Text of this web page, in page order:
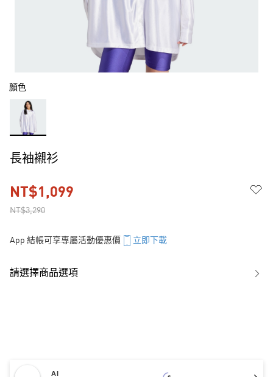
顏色
長袖襯衫
NT$3,290
NT$1,099
App 結帳可享專屬活動優惠價 立即下載
請選擇商品選項
AI